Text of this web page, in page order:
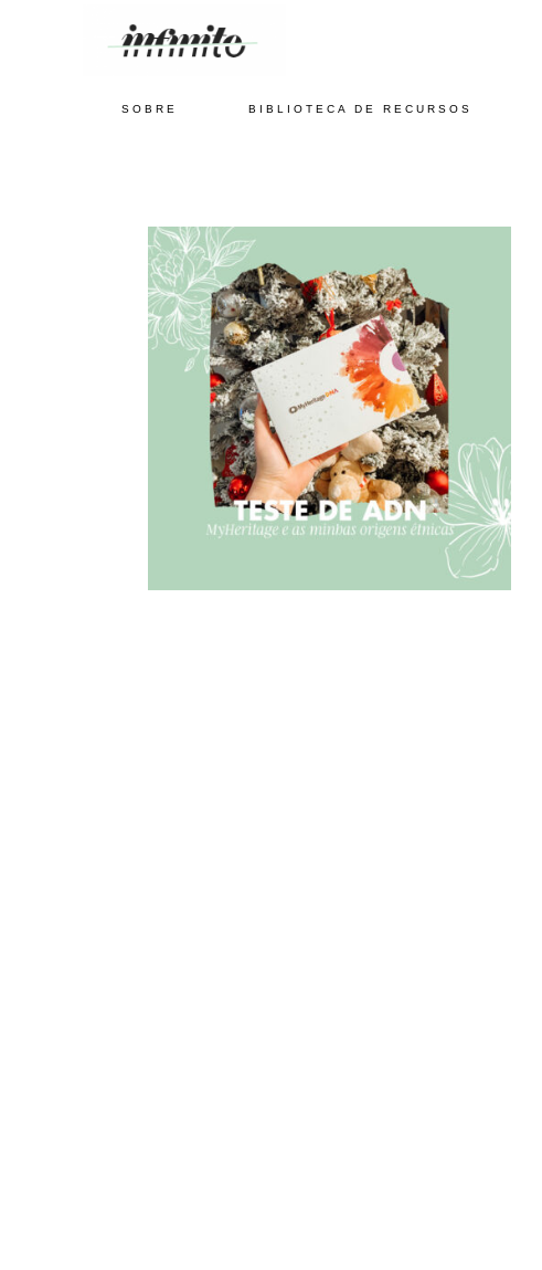
SOBRE BIBLIOTECA DE RECURSOS